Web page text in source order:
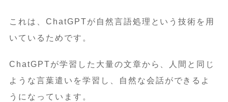
これは、ChatGPTが自然言語処理という技術を用
いているためです。
ChatGPTが学習した大量の文章から、人間と同じ
ような言葉遣いを学習し、自然な会話ができるよ
うになっています。